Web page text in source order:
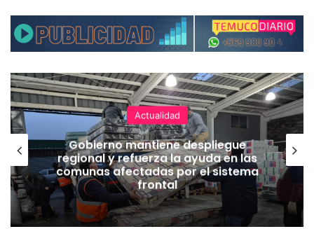
Actualidad
Gobierno mantiene despliegue
regional y refuerza la ayuda en las
comunas afectadas por el sistema
frontal